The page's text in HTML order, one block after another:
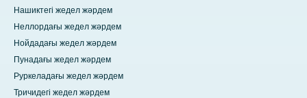
Нашиктегі жедел жәрдем
Неллордағы жедел жәрдем
Нойдадағы жедел жәрдем
Пунадағы жедел жәрдем
Руркеладағы жедел жәрдем
Тричидегі жедел жәрдем